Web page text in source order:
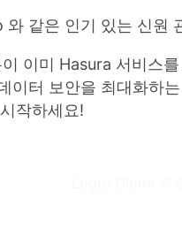
같은 인기 있는 신원
이미 Hasura 서비스
이터 보안을 최대화하
작하세요!